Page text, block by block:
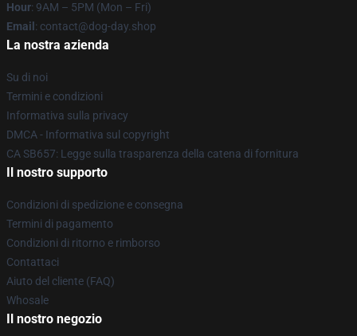
Hour: 9AM – 5PM (Mon – Fri)
Email : contact@dog-day.shop
La nostra azienda
Su di noi
Termini e condizioni
Informativa sulla privacy
DMCA - Informativa sul copyright
CA SB657: Legge sulla trasparenza della catena di fornitura
Il nostro supporto
Condizioni di spedizione e consegna
Termini di pagamento
Condizioni di ritorno e rimborso
Contattaci
Aiuto del cliente (FAQ)
Whosale
Il nostro negozio